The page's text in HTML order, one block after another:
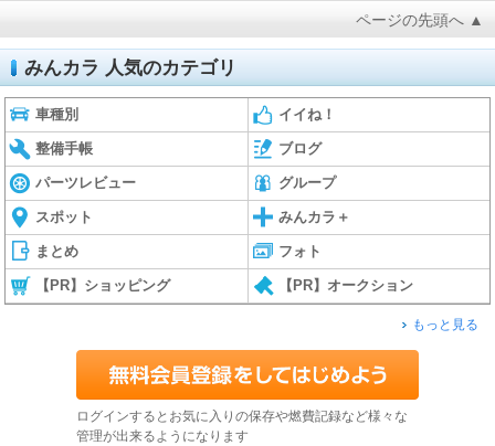
ページの先頭へ ▲
みんカラ 人気のカテゴリ
車種別 イイね！
整備手帳 ブログ
パーツレビュー グループ
スポット みんカラ＋
まとめ フォト
【PR】ショッピング 【PR】オークション
もっと見る
ログインするとお気に入りの保存や燃費記録など様々な
管理が出来るようになります